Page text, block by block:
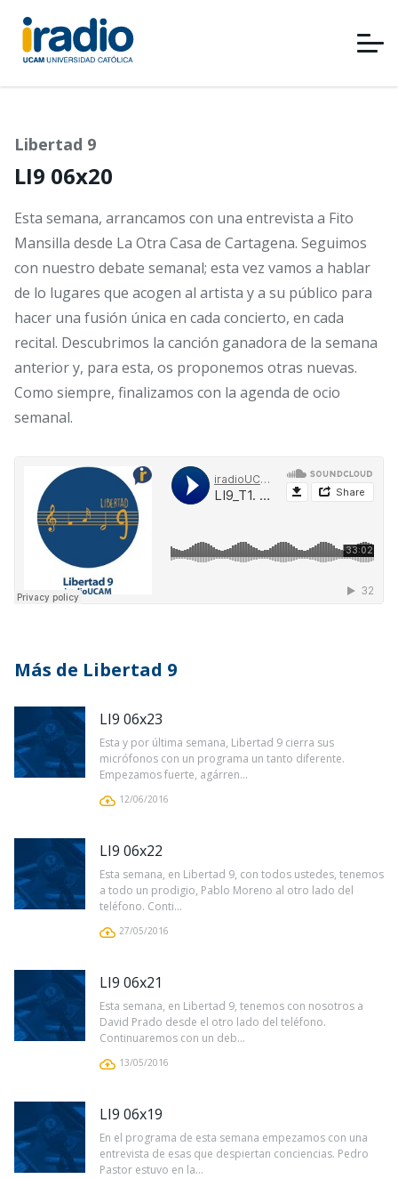
Pasar
contenido
principal
Libertad 9
LI9 06x20
Esta semana, arrancamos con una entrevista a Fito
Mansilla desde La Otra Casa de Cartagena. Seguimos
con nuestro debate semanal; esta vez vamos a hablar
de lo lugares que acogen al artista y a su público para
hacer una fusión única en cada concierto, en cada
recital. Descubrimos la canción ganadora de la semana
anterior y, para esta, os proponemos otras nuevas.
Como siempre, finalizamos con la agenda de ocio
semanal.
Más de Libertad 9
LI9 06x23
Esta y por última semana, Libertad 9 cierra sus
micrófonos con un programa un tanto diferente.
Empezamos fuerte, agárren...
12/06/2016
LI9 06x22
Esta semana, en Libertad 9, con todos ustedes, tenemos
a todo un prodigio, Pablo Moreno al otro lado del
teléfono. Conti...
27/05/2016
LI9 06x21
Esta semana, en Libertad 9, tenemos con nosotros a
David Prado desde el otro lado del teléfono.
Continuaremos con un deb...
13/05/2016
LI9 06x19
En el programa de esta semana empezamos con una
entrevista de esas que despiertan conciencias. Pedro
Pastor estuvo en la...